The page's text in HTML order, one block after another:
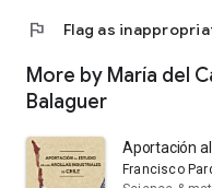
flag Flag as
More by María del
Balaguer
Aportación
Francisco